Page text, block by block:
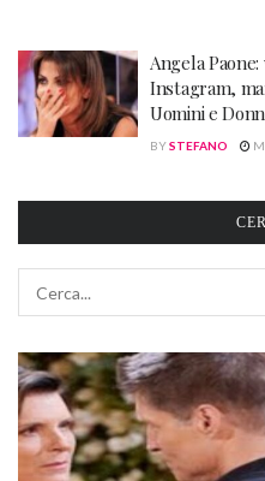
Angela
Instagram,
Uomini e
BYSTEFANO